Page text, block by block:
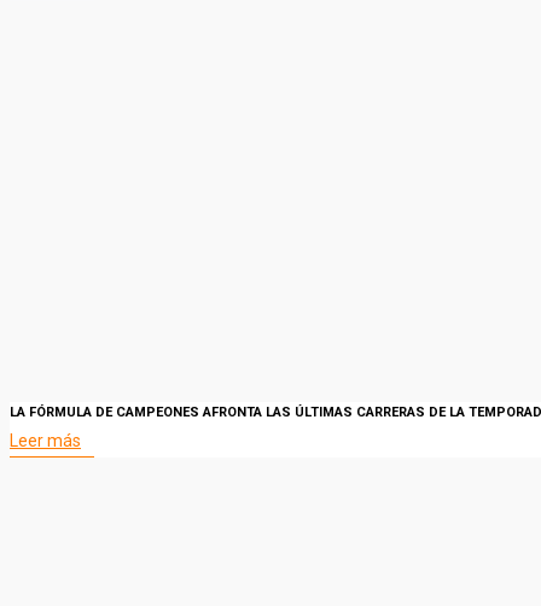
LA FÓRMULA DE CAMPEONES AFRONTA LAS ÚLTIMAS CARRERAS DE LA
Leer más